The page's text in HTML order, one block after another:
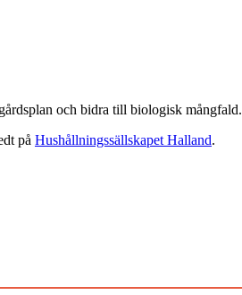
och bidra till biologisk mångfald.
på Hushållningssällskapet Halland.